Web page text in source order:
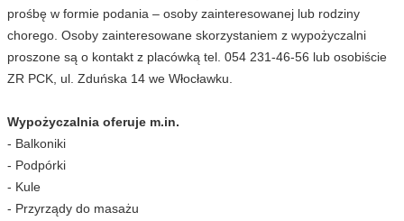
prośbę w formie podania – osoby zainteresowanej lub rodziny
chorego. Osoby zainteresowane skorzystaniem z wypożyczalni
proszone są o kontakt z placówką tel. 054 231-46-56 lub osobiście
ZR PCK, ul. Zduńska 14 we Włocławku.
Wypożyczalnia oferuje m.in.
- Balkoniki
- Podpórki
- Kule
- Przyrządy do masażu